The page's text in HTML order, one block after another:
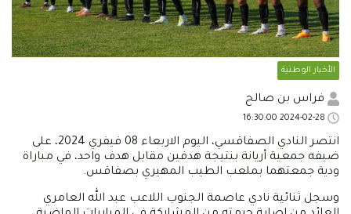
الأخبار الوطنية
فراس بن صالح
انتصر النادي الصفاقسي، اليوم الاربعاء 08 فيفري 2024، على
ضيفه جمعية أريانة بنتيجة هدفين مقابل هدف واحد، في مباراة
ودية جمعتهما بملعب الطيب المهيري بصفاقس.
وسجل ثنائية نادي عاصمة الجنوب اللاعب عبد الله العامري